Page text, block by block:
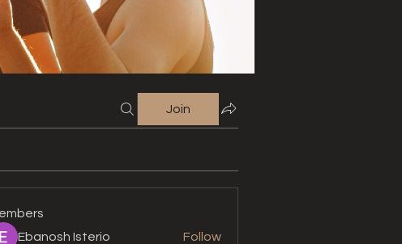
Join
Ebanosh Isterio
Follow